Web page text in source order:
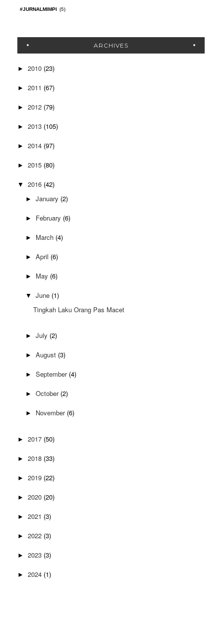
#JURNALMIMPI (5)
ARCHIVES
► 2010 (23)
► 2011 (67)
► 2012 (79)
► 2013 (105)
► 2014 (97)
► 2015 (80)
▼ 2016 (42)
► January (2)
► February (6)
► March (4)
► April (6)
► May (6)
▼ June (1)
Tingkah Laku Orang Pas Macet
► July (2)
► August (3)
► September (4)
► October (2)
► November (6)
► 2017 (50)
► 2018 (33)
► 2019 (22)
► 2020 (20)
► 2021 (3)
► 2022 (3)
► 2023 (3)
► 2024 (1)